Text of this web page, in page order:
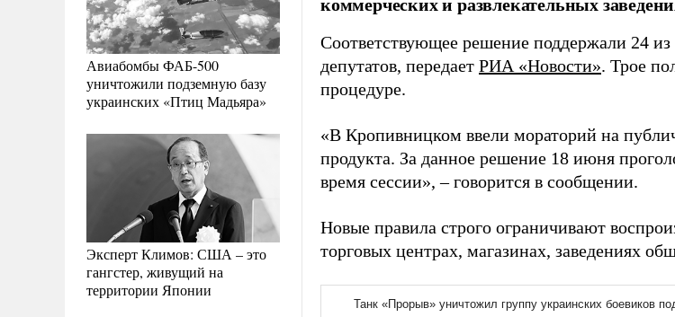
Авиабомбы ФАБ-500
уничтожили подземную базу
украинских «Птиц Мадьяра»
Эксперт Климов: США – это
гангстер, живущий на
территории Японии
Соответствующее решение поддержали 24
депутатов, передает РИА «Новости». Трое
процедуре.
«В Кропивницком ввели мораторий на
продукта. За данное решение 18 июня
время сессии», – говорится в сообщении.
Новые правила строго ограничивают
торговых центрах, магазинах, заведениях